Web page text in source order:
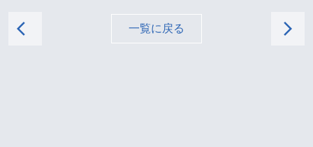
arrow_back_ios 一覧に戻る arrow_forward_ios